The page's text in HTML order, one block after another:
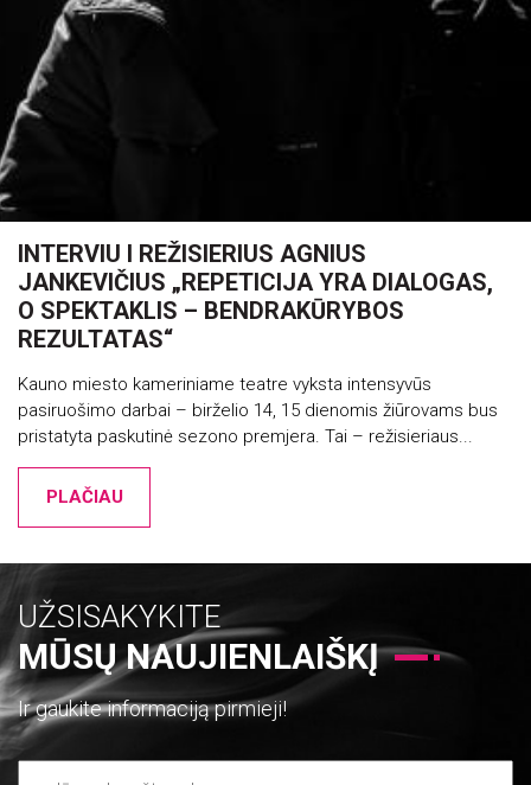
INTERVIU I REŽISIERIUS AGNIUS
JANKEVIČIUS „REPETICIJA YRA DIALOGAS,
O SPEKTAKLIS – BENDRAKŪRYBOS
REZULTATAS“
Kauno miesto kameriniame teatre vyksta intensyvūs
pasiruošimo darbai – birželio 14, 15 dienomis žiūrovams bus
pristatyta paskutinė sezono premjera. Tai – režisieriaus...
PLAČIAU
UŽSISAKYKITE
MŪSŲ NAUJIENLAIŠKĮ
Ir gaukite informaciją pirmieji!